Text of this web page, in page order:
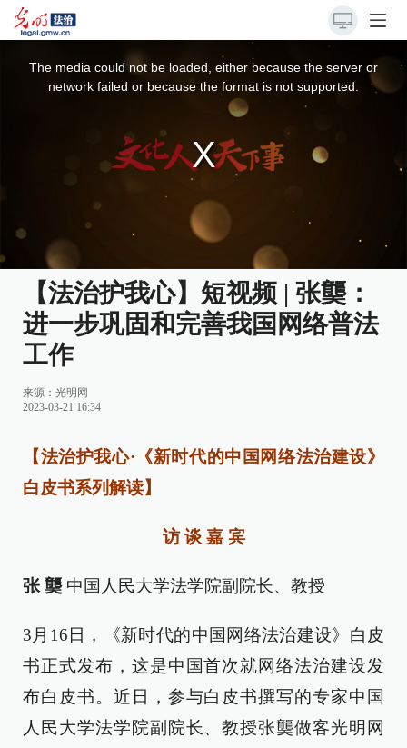
The media could not be loaded, either because the server or
network failed or because the format is not supported.
【法治护我心】短视频 | 张龑：
进一步巩固和完善我国网络普法
工作
来源： 光明网
2023-03-21 16:34
【法治护我心·《新时代的中国网络法治建设》
白皮书系列解读】
访 谈 嘉 宾
张 龑 中国人民大学法学院副院长、教授
3月16日，《新时代的中国网络法治建设》白皮
书正式发布，这是中国首次就网络法治建设发
布白皮书。近日，参与白皮书撰写的专家中国
人民大学法学院副院长、教授张龑做客光明网